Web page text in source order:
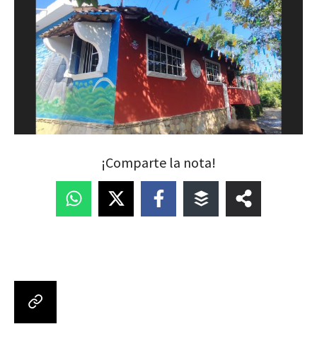
¡Comparte la nota!